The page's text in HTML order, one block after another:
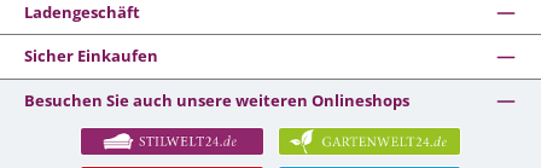
Ladengeschäft
Sicher Einkaufen
Besuchen Sie auch unsere weiteren Onlineshops